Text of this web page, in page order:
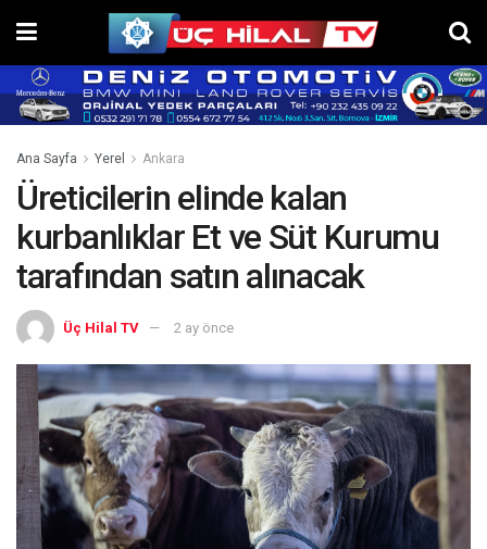
Ana Sayfa Yerel Ankara
Üreticilerin elinde kalan
kurbanlıklar Et ve Süt Kurumu
tarafından satın alınacak
Üç Hilal TV 2 ay önce